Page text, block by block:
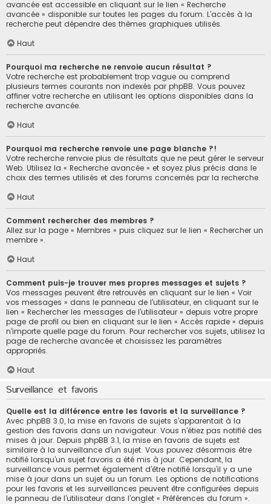
avancée est accessible en cliquant sur le lien « Recherche
avancée » disponible sur toutes les pages du forum. L’accès à la
recherche peut dépendre des thèmes graphiques utilisés.
Haut
Pourquoi ma recherche ne renvoie aucun résultat ?
Votre recherche est probablement trop vague ou comprend
plusieurs termes courants non indexés par phpBB. Vous pouvez
affiner votre recherche en utilisant les options disponibles dans la
recherche avancée.
Haut
Pourquoi ma recherche renvoie une page blanche ?!
Votre recherche renvoie plus de résultats que ne peut gérer le serveur
Web. Utilisez la « Recherche avancée » et soyez plus précis dans le
choix des termes utilisés et des forums concernés par la recherche.
Haut
Comment rechercher des membres ?
Allez sur la page « Membres » puis cliquez sur le lien « Rechercher un
membre ».
Haut
Comment puis-je trouver mes propres messages et sujets ?
Vos messages peuvent être retrouvés en cliquant sur le lien « Voir
vos messages » dans le panneau de l’utilisateur, en cliquant sur le
lien « Rechercher les messages de l’utilisateur » depuis votre propre
page de profil ou bien en cliquant sur le lien « Accès rapide » depuis
n’importe quelle page du forum. Pour rechercher vos sujets, utilisez la
page de recherche avancée et choisissez les paramètres
appropriés.
Haut
Surveillance et favoris
Quelle est la différence entre les favoris et la surveillance ?
Avec phpBB 3.0, la mise en favoris de sujets s’apparentait à la
gestion des favoris dans un navigateur. Vous n’étiez pas notifié des
mises à jour. Depuis phpBB 3.1, la mise en favoris de sujets est
similaire à la surveillance d’un sujet. Vous pouvez désormais être
notifié lorsqu’un sujet favoris a été mis à jour. Cependant, la
surveillance vous permet également d’être notifié lorsqu’il y a une
mise à jour dans un sujet ou un forum. Les options de notifications
pour les favoris et les surveillances peuvent être configurées depuis
le panneau de l’utilisateur dans l’onglet « Préférences du forum ».